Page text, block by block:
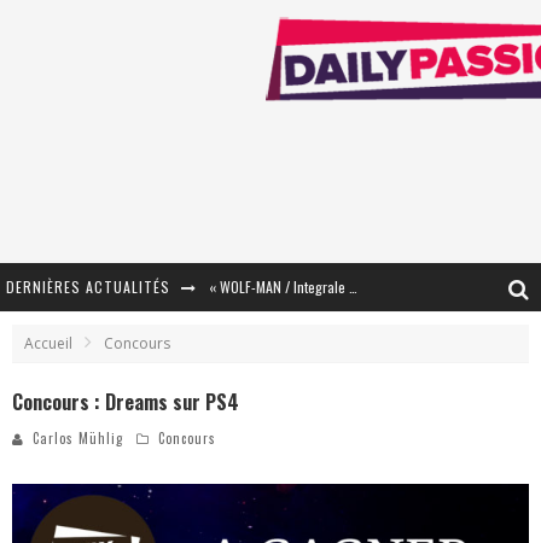
DERNIÈRES ACTUALITÉS
Star Fox
Accueil Concours
Concours : Dreams sur PS4
Carlos Mühlig Concours